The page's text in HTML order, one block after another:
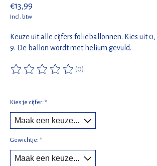
€13,99
Incl. btw
Keuze uit alle cijfers folieballonnen. Kies uit 0,
9. De ballon wordt met helium gevuld.
De beoordeling van dit product is
(0)
Kies je cijfer: *
Gewichtje: *